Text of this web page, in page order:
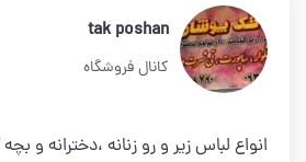
tak poshan
کانال فروشگاه
انواع لباس زیر و رو زنانه ،دخترانه و بچه